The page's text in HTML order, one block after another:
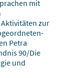
mit
zur
Petra
90/Die
und